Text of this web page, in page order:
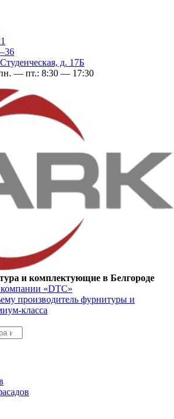
д. 17Б
— пт.: 8:30 — 17:30
и комплектующие в Белгороде
«DTC»
производитель фурнитуры и
класса